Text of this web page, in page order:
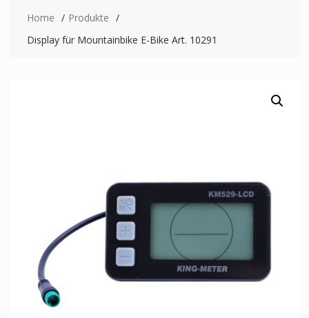
Home
Produkte
Display für Mountainbike E-Bike Art. 10291